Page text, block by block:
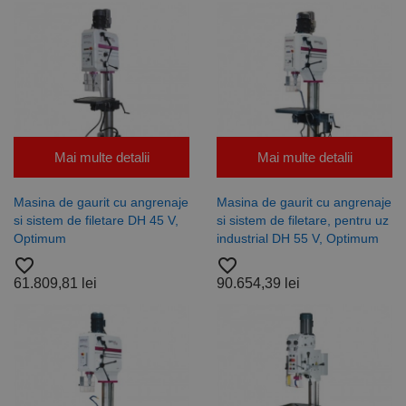
Mai multe detalii
Masina de gaurit cu angrenaje
si sistem de filetare DH 45 V,
Optimum
favorite_border
61.809,81 lei
Mai multe detalii
Masina de gaurit cu angrenaje
si sistem de filetare, pentru uz
industrial DH 55 V, Optimum
favorite_border
90.654,39 lei
Script.com să
funcționeze
corect.
PHPSESSID
PHP.net
65 ani 8
Cookie
aplicații
bazate pe
limbajul PHP.
Acesta este un
Google
Privacy Policy